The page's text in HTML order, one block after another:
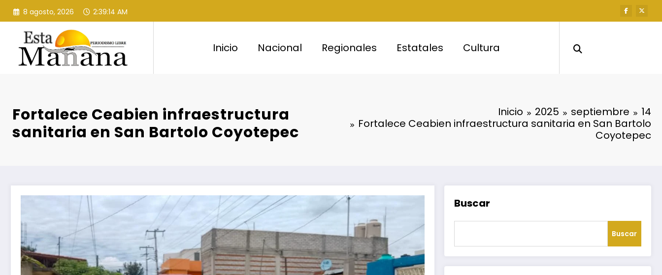
Saltar
contenido
8 agosto, 2026 2:39:15 AM
Inicio Nacional Regionales Estatales Cultura
Fortalece Ceabien infraestructura
sanitaria en San Bartolo Coyotepec
Inicio 2025 septiembre
14
Fortalece Ceabien infraestructura sanitaria en San Bartolo
Coyotepec
Buscar
Buscar